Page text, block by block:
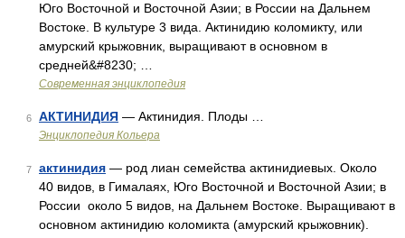
Юго Восточной и Восточной Азии; в России на Дальнем
Востоке. В культуре 3 вида. Актинидию коломикту, или
амурский крыжовник, выращивают в основном в
средней&#8230; …
Современная энциклопедия
6 АКТИНИДИЯ — Актинидия. Плоды …
Энциклопедия Кольера
7 актинидия — род лиан семейства актинидиевых. Около
40 видов, в Гималаях, Юго Восточной и Восточной Азии; в
России около 5 видов, на Дальнем Востоке. Выращивают в
основном актинидию коломикта (амурский крыжовник).